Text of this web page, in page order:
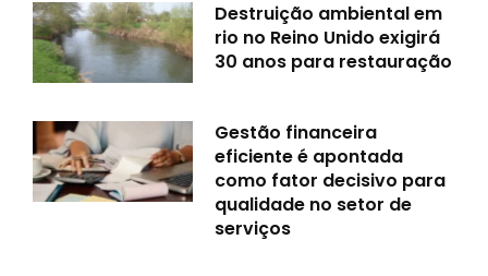
Destruição ambiental em
rio no Reino Unido exigirá
30 anos para restauração
Gestão financeira
eficiente é apontada
como fator decisivo para
qualidade no setor de
serviços